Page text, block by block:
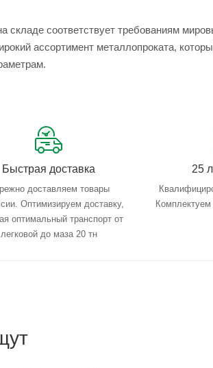
складе соответствует требованиям
ассортимент металлопроката,
Быстрая доставка
доставляем товары
Оптимизируем доставку,
оптимальный транспорт от
легковой до маза 20 тн
25